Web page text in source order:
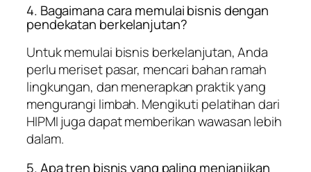
4. Bagaimana cara memulai bisnis dengan
pendekatan berkelanjutan?
Untuk memulai bisnis berkelanjutan, Anda
perlu meriset pasar, mencari bahan ramah
lingkungan, dan menerapkan praktik yang
mengurangi limbah. Mengikuti pelatihan dari
HIPMI juga dapat memberikan wawasan lebih
dalam.
5. Apa tren bisnis yang paling menjanjikan